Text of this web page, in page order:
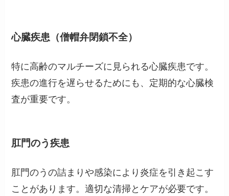
心臓疾患（僧帽弁閉鎖不全）
特に高齢のマルチーズに見られる心臓疾患です。
疾患の進行を遅らせるためにも、定期的な心臓検
査が重要です。
肛門のう疾患
肛門のうの詰まりや感染により炎症を引き起こす
ことがあります。適切な清掃とケアが必要です。